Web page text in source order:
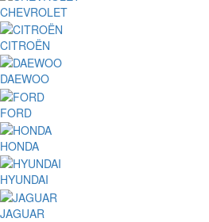
CHEVROLET
CITROËN
DAEWOO
FORD
HONDA
HYUNDAI
JAGUAR